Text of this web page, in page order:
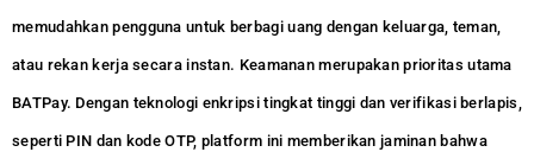
memudahkan pengguna untuk berbagi uang dengan keluarga, teman,
atau rekan kerja secara instan. Keamanan merupakan prioritas utama
BATPay. Dengan teknologi enkripsi tingkat tinggi dan verifikasi berlapis,
seperti PIN dan kode OTP, platform ini memberikan jaminan bahwa